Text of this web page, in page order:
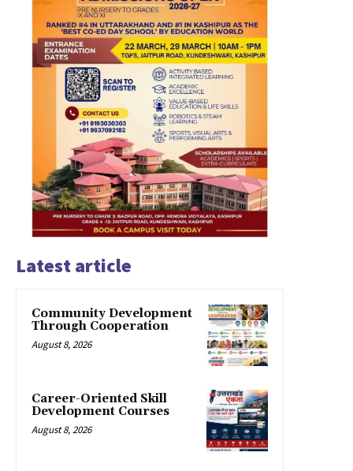
Latest article
Community Development
Through Cooperation
August 8, 2026
Career-Oriented Skill
Development Courses
August 8, 2026